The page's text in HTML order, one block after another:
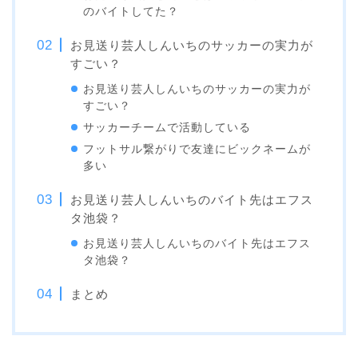
のバイトしてた？
お見送り芸人しんいちのサッカーの実力が
すごい？
お見送り芸人しんいちのサッカーの実力が
すごい？
サッカーチームで活動している
フットサル繋がりで友達にビックネームが
多い
お見送り芸人しんいちのバイト先はエフス
タ池袋？
お見送り芸人しんいちのバイト先はエフス
タ池袋？
まとめ